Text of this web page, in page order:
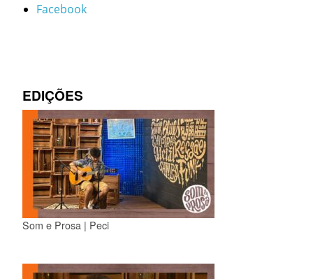
Facebook
EDIÇÕES
Som e Prosa | Peci